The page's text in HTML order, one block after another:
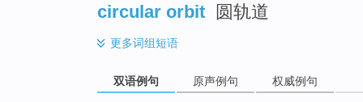
circular orbit
圆轨道
更多词组短语
双语例句 原声例句 权威例句